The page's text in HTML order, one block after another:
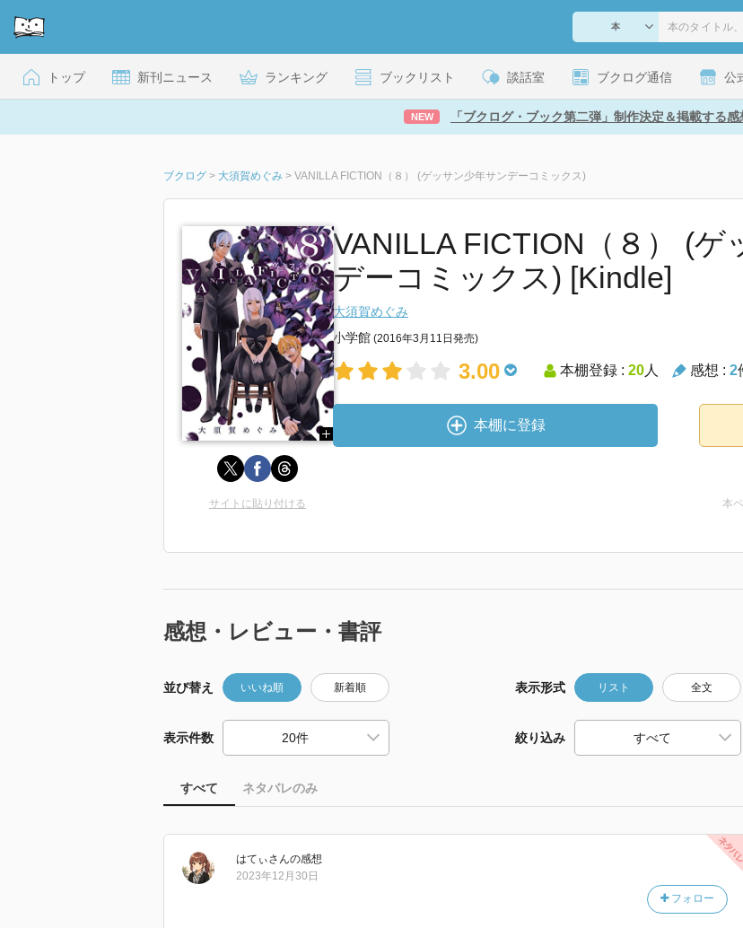
トップ 新刊ニュース ランキング ブックリスト 談話室 ブクログ通信 公
NEW 「ブクログ・ブック第二弾」制作決定＆掲載する感
ブクログ > 大須賀めぐみ > VANILLA FICTION（８） (ゲッサン少年サンデーコミックス)
VANILLA FICTION（８） (ゲ
デーコミックス) [Kindle]
大須賀めぐみ
小学館 (2016年3月11日発売)
3.00 本棚登録 : 20人 感想 : 2
本棚に登録
サイトに貼り付ける
本
感想・レビュー・書評
並び替え いいね順 新着順 表示形式 リスト 全文
表示件数 絞り込み
すべて ネタバレのみ
はてぃさんの感想
フォロー
2023年12月30日